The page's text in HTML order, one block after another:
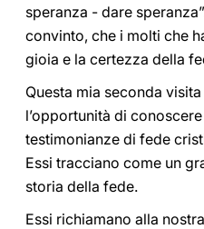
speranza - dare
convinto, che i molti che
gioia e la certezza della
Questa mia seconda
l’opportunità di
testimonianze di fede
Essi tracciano come un
storia della fede.
Essi richiamano alla